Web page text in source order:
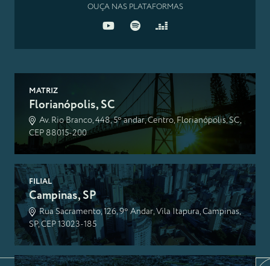
OUÇA NAS PLATAFORMAS
MATRIZ
Florianópolis, SC
Av. Rio Branco, 448, 5º andar, Centro, Florianópolis, SC,
CEP 88015-200
FILIAL
Campinas, SP
Rua Sacramento, 126, 9º Andar, Vila Itapura, Campinas,
SP, CEP 13023-185